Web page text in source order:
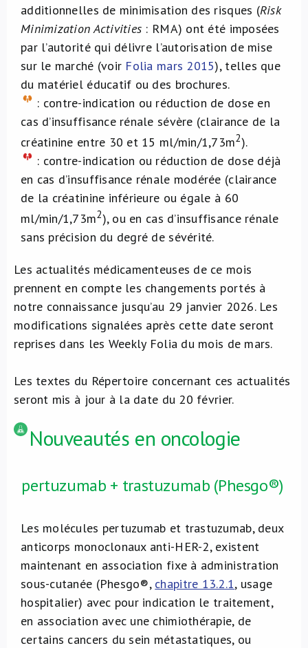
additionnelles de minimisation des risques (Risk
Minimization Activities : RMA) ont été imposées
par l’autorité qui délivre l’autorisation de mise
sur le marché (voir Folia mars 2015), telles que
du matériel éducatif ou des brochures.
: contre-indication ou réduction de dose en
cas d’insuffisance rénale sévère (clairance de la
créatinine entre 30 et 15 ml/min/1,73m2).
: contre-indication ou réduction de dose déjà
en cas d’insuffisance rénale modérée (clairance
de la créatinine inférieure ou égale à 60
ml/min/1,73m2), ou en cas d’insuffisance rénale
sans précision du degré de sévérité.
Les actualités médicamenteuses de ce mois
prennent en compte les changements portés à
notre connaissance jusqu’au 29 janvier 2026. Les
modifications signalées après cette date seront
reprises dans les Weekly Folia du mois de mars.
Les textes du Répertoire concernant ces actualités
seront mis à jour à la date du 20 février.
Nouveautés en oncologie
pertuzumab + trastuzumab (Phesgo®)
Les molécules pertuzumab et trastuzumab, deux
anticorps monoclonaux anti-HER-2, existent
maintenant en association fixe à administration
sous-cutanée (Phesgo®, chapitre 13.2.1, usage
hospitalier) avec pour indication le traitement,
en association avec une chimiothérapie, de
certains cancers du sein métastatiques, ou